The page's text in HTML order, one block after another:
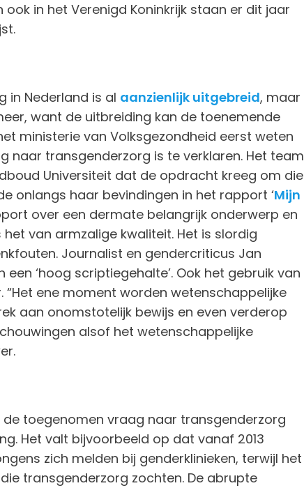
ook in het Verenigd Koninkrijk staan er dit jaar
in Nederland is al aanzienlijk uitgebreid, maar
want de uitbreiding kan de toenemende
ministerie van Volksgezondheid eerst weten
naar transgenderzorg is te verklaren. Het team
Universiteit dat de opdracht kreeg om die
onlangs haar bevindingen in het rapport ‘Mijn
over een dermate belangrijk onderwerp en
van armzalige kwaliteit. Het is slordig
Journalist en gendercriticus Jan
een ‘hoog scriptiegehalte’. Ook het gebruik van
ene moment worden wetenschappelijke
aan onomstotelijk bewijs en even verderop
alsof het wetenschappelijke
toegenomen vraag naar transgenderzorg
Het valt bijvoorbeeld op dat vanaf 2013
zich melden bij genderklinieken, terwijl het
transgenderzorg zochten. De abrupte